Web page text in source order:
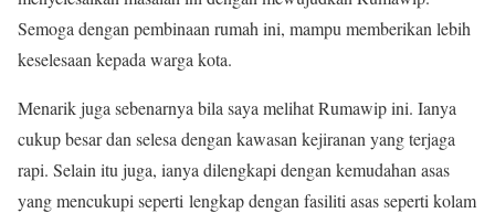
Semoga dengan pembinaan rumah ini, mampu memberikan lebih
keselesaan kepada warga kota.
Menarik juga sebenarnya bila saya melihat Rumawip ini. Ianya
cukup besar dan selesa dengan kawasan kejiranan yang terjaga
rapi. Selain itu juga, ianya dilengkapi dengan kemudahan asas
yang mencukupi seperti lengkap dengan fasiliti asas seperti kolam